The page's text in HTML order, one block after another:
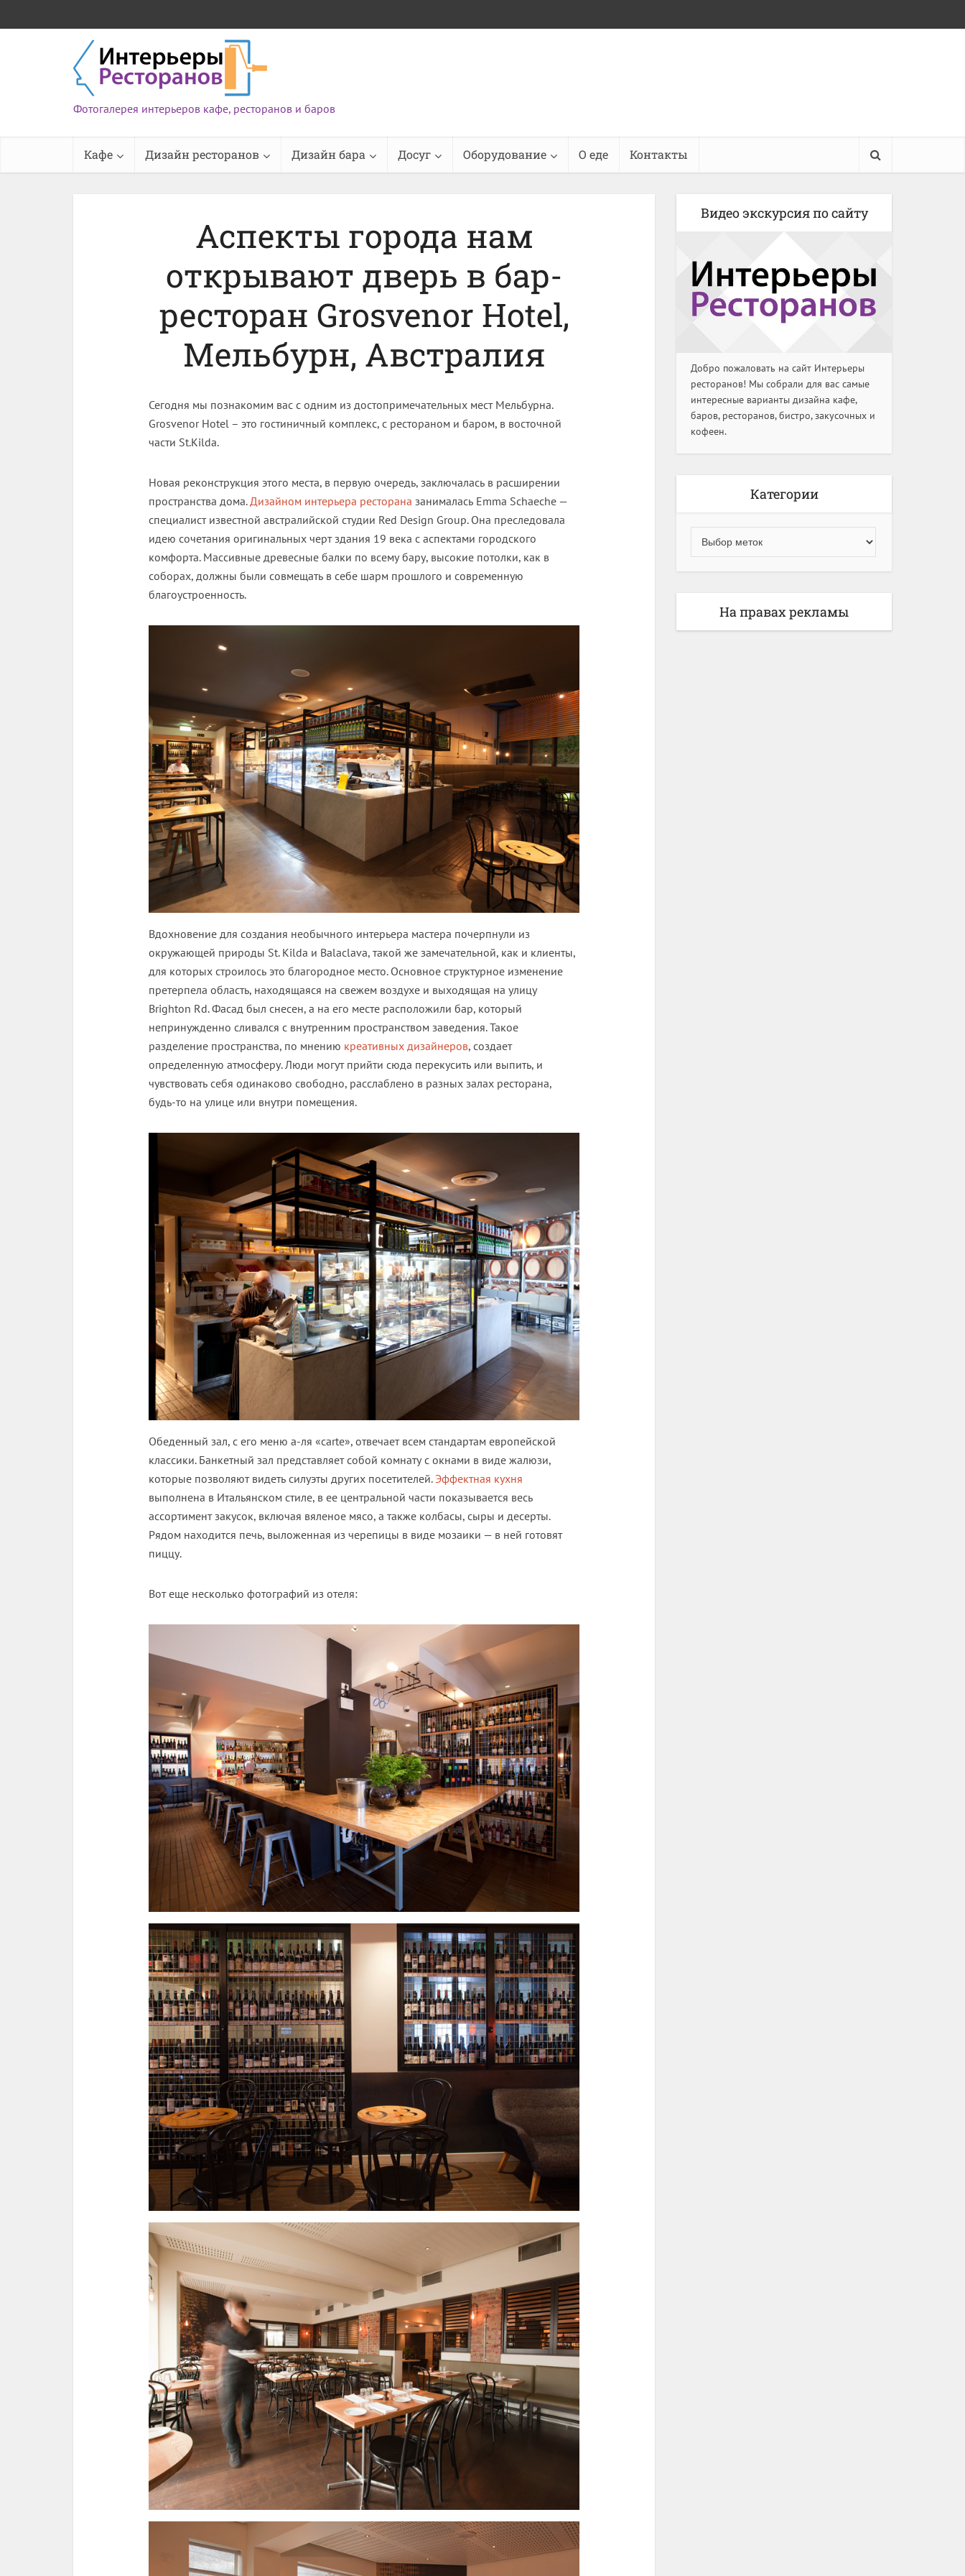
Фотогалерея интерьеров кафе, ресторанов и баров
Кафе Дизайн ресторанов Дизайн бара Досуг Оборудование О еде Контакты
Аспекты города нам
открывают дверь в бар-
ресторан Grosvenor Hotel,
Мельбурн, Австралия
Сегодня мы познакомим вас с одним из достопримечательных мест Мельбурна.
Grosvenor Hotel – это гостиничный комплекс, с рестораном и баром, в восточной
части St.Kilda.
Новая реконструкция этого места, в первую очередь, заключалась в расширении
пространства дома.Дизайном интерьера ресторана занималась Emma Schaeche —
специалист известной австралийской студии Red Design Group. Она преследовала
идею сочетания оригинальных черт здания 19 века с аспектами городского
комфорта. Массивные древесные балки по всему бару, высокие потолки, как в
соборах, должны были совмещать в себе шарм прошлого и современную
благоустроенность.
Вдохновение для создания необычного интерьера мастера почерпнули из
окружающей природы St. Kilda и Balaclava, такой же замечательной, как и клиенты,
для которых строилось это благородное место. Основное структурное изменение
претерпела область, находящаяся на свежем воздухе и выходящая на улицу
Brighton Rd. Фасад был снесен, а на его месте расположили бар, который
непринужденно сливался с внутренним пространством заведения. Такое
разделение пространства, по мнению креативных дизайнеров, создает
определенную атмосферу. Люди могут прийти сюда перекусить или выпить, и
чувствовать себя одинаково свободно, расслаблено в разных залах ресторана,
будь-то на улице или внутри помещения.
Обеденный зал, с его меню а-ля «carte», отвечает всем стандартам европейской
классики. Банкетный зал представляет собой комнату с окнами в виде жалюзи,
которые позволяют видеть силуэты других посетителей. Эффектная кухня
выполнена в Итальянском стиле, в ее центральной части показывается весь
ассортимент закусок, включая вяленое мясо, а также колбасы, сыры и десерты.
Рядом находится печь, выложенная из черепицы в виде мозаики — в ней готовят
пиццу.
Вот еще несколько фотографий из отеля:
Видео экскурсия по сайту
Добро пожаловать на сайт Интерьеры
ресторанов! Мы собрали для вас самые
интересные варианты дизайна кафе,
баров, ресторанов, бистро, закусочных и
кофеен.
Категории
На правах рекламы